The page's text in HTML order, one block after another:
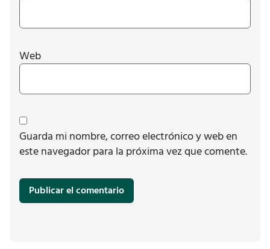
Web
Guarda mi nombre, correo electrónico y web en
este navegador para la próxima vez que comente.